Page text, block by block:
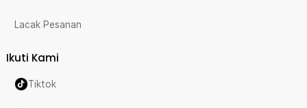
Lacak Pesanan
Ikuti Kami
Tiktok